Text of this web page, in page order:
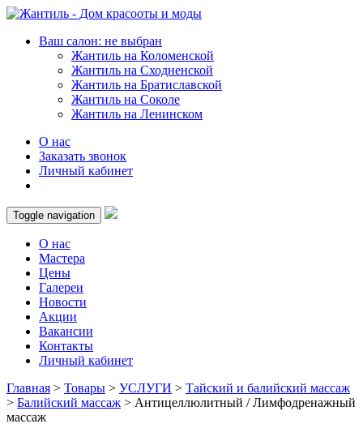
Ваш салон: не выбран
Жантиль на Коломенской
Жантиль на Сходненской
Жантиль на Братиславской
Жантиль на Соколе
Жантиль на Ленинском
О нас
Заказать звонок
Личный кабинет
Toggle navigation
О нас
Мастера
Цены
Галереи
Новости
Акции
Вакансии
Контакты
Личный кабинет
Главная > Товары > УСЛУГИ > Тайский и балийский массаж
> Балийский массаж > Антицеллюлитный / Лимфодренажный
массаж